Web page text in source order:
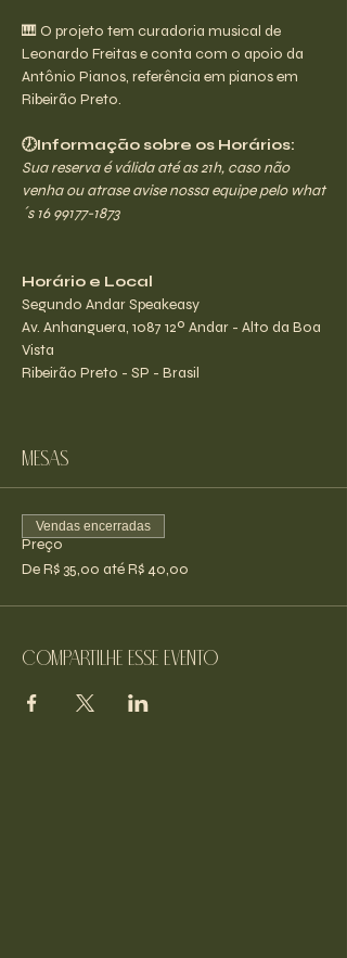
🎹 O projeto tem curadoria musical de
Leonardo Freitas e conta com o apoio da
Antônio Pianos, referência em pianos em
Ribeirão Preto.
🕖Informação sobre os Horários:
Sua reserva é válida até as 21h, caso não
venha ou atrase avise nossa equipe pelo what
´s 16 99177-1873
Horário e Local
Segundo Andar Speakeasy
Av. Anhanguera, 1087 12º Andar - Alto da Boa
Vista
Ribeirão Preto - SP - Brasil
Mesas
Preço
De R$ 35,00 até R$ 40,00
Vendas encerradas
Compartilhe esse evento